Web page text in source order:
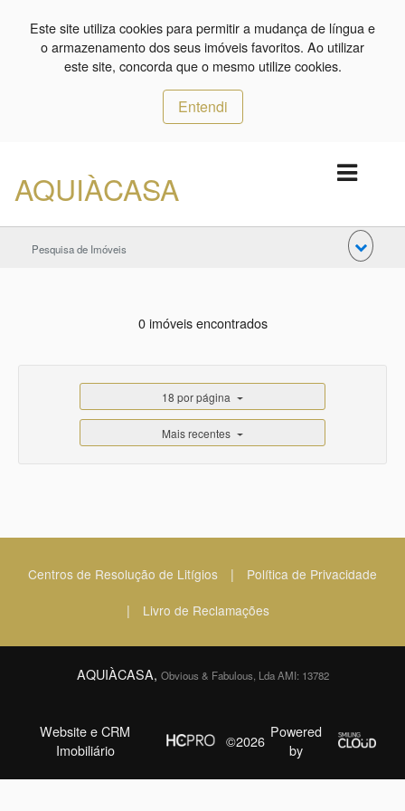
Este site utiliza cookies para permitir a mudança de língua e
o armazenamento dos seus imóveis favoritos. Ao utilizar
este site, concorda que o mesmo utilize cookies.
Entendi
AQUIÀCASA
Pesquisa de Imóveis
0 imóveis encontrados
18 por página
Mais recentes
Centros de Resolução de Litígios | Política de Privacidade
| Livro de Reclamações
AQUIÀCASA, Obvious & Fabulous, Lda AMI: 13782
Website e CRM
Imobiliário
©2026 Powered
by